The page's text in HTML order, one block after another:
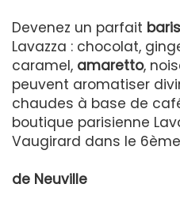
Devenez un parfait
Lavazza : chocolat,
caramel, amaretto,
peuvent aromatiser
chaudes à base de
boutique parisienne
Vaugirard dans le
de Neuville